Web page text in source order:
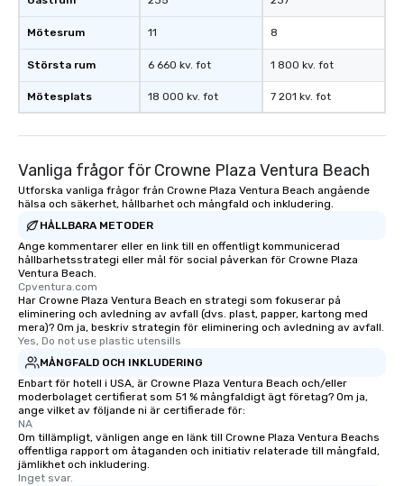
Mötesrum
Största rum
Mötesplats
11
6 660 kv. fot
18 000 kv. fot
8
1 800 kv. fot
7 201 kv. fot
Vanliga frågor för Crowne Plaza Ventura Beach
Utforska vanliga frågor från Crowne Plaza Ventura Beach angående
hälsa och säkerhet, hållbarhet och mångfald och inkludering.
HÅLLBARA METODER
Ange kommentarer eller en link till en offentligt kommunicerad
hållbarhetsstrategi eller mål för social påverkan för Crowne Plaza
Ventura Beach.
Cpventura.com
Har Crowne Plaza Ventura Beach en strategi som fokuserar på
eliminering och avledning av avfall (dvs. plast, papper, kartong med
mera)? Om ja, beskriv strategin för eliminering och avledning av avfall.
Yes, Do not use plastic utensills
MÅNGFALD OCH INKLUDERING
Enbart för hotell i USA, är Crowne Plaza Ventura Beach och/eller
moderbolaget certifierat som 51 % mångfaldigt ägt företag? Om ja,
ange vilket av följande ni är certifierade för:
NA
Om tillämpligt, vänligen ange en länk till Crowne Plaza Ventura Beachs
offentliga rapport om åtaganden och initiativ relaterade till mångfald,
jämlikhet och inkludering.
Inget svar.